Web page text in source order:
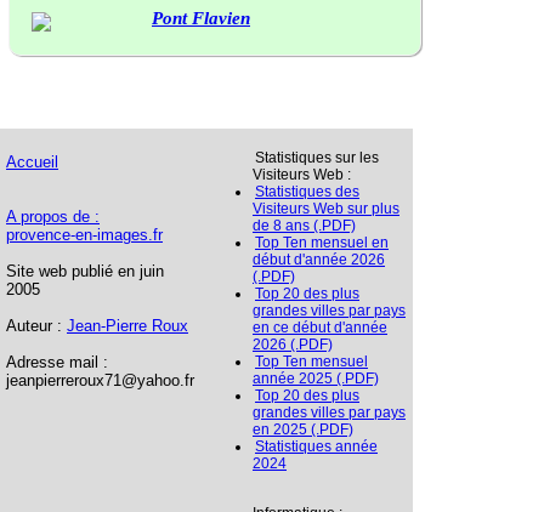
Pont Flavien
Accueil
A propos de :
provence-en-images.fr
Site web publié en juin
2005
Auteur : Jean-Pierre Roux
Adresse mail :
jeanpierreroux71@yahoo.fr
Statistiques sur les
Visiteurs Web :
Statistiques des
Visiteurs Web sur plus
de 8 ans (.PDF)
Top Ten mensuel en
début d'année 2026
(.PDF)
Top 20 des plus
grandes villes par pays
en ce début d'année
2026 (.PDF)
Top Ten mensuel
année 2025 (.PDF)
Top 20 des plus
grandes villes par pays
en 2025 (.PDF)
Statistiques année
2024